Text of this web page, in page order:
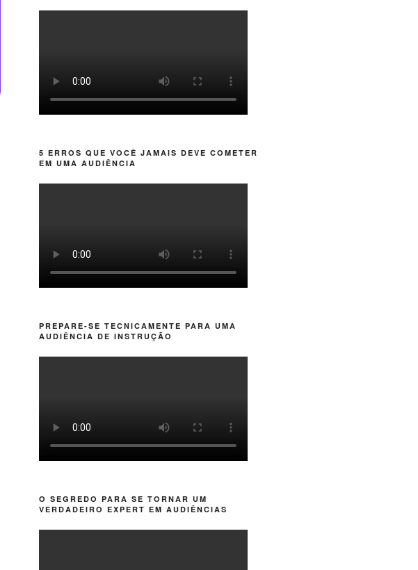
5 ERROS QUE VOCÊ JAMAIS DEVE COMETER
EM UMA AUDIÊNCIA
PREPARE-SE TECNICAMENTE PARA UMA
AUDIÊNCIA DE INSTRUÇÃO
O SEGREDO PARA SE TORNAR UM
VERDADEIRO EXPERT EM AUDIÊNCIAS